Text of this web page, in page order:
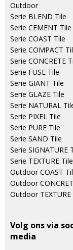
Outdoor
Serie BLEND Tile
Serie CEMENT Tile
Serie COAST Tile
Serie COMPACT
Serie CONCRETE
Serie FUSE Tile
Serie GIANT Tile
Serie GLAZE Tile
Serie NATURAL
Serie PIXEL Tile
Serie PURE Tile
Serie SAND Tile
Serie SIGNATURE
Serie TEXTURE Tile
Outdoor COAST
Outdoor
Outdoor TEXTURE
Volg ons via
media